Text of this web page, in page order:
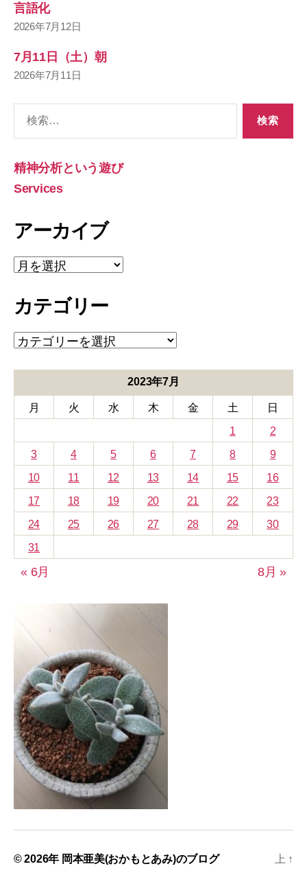
言語化
2026年7月12日
7月11日（土）朝
2026年7月11日
象:
精神分析という遊び
Services
アーカイブ
ア
ー
イ
カテゴリー
カ
テ
ー
2023年7月
月 火 水 木 金 土
日
1
2
3
4 5 6 7 8
9
10
11 12 13 14 15
16
17
18 19 20 21 22
23
24
25 26 27 28 29
30
31
« 6月 8月 »
© 2026年 岡本亜美(おかもとあみ)のブログ 上 ↑